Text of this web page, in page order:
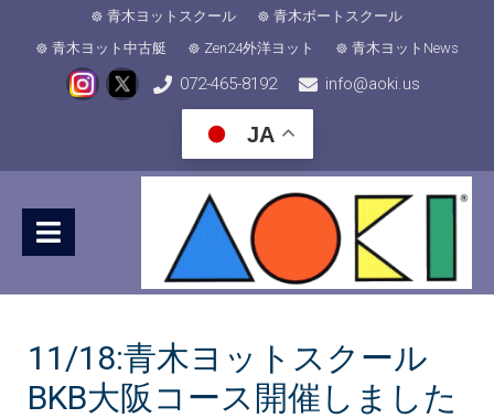
青木ヨットスクール
青木ボートスクール
青木ヨット中古艇
Zen24外洋ヨット 青木ヨットNews
072-465-8192 info@aoki.us
JA
11/18:青木ヨットスクール
BKB大阪コース開催しました